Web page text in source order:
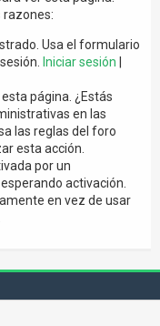
razones:
Usa el formulario
Iniciar sesión
página. ¿Estás
en las
las reglas del foro
esta acción.
por un
activación.
en vez de usar